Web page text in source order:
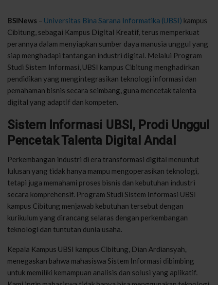
BSINews – Universitas Bina Sarana Informatika (UBSI) kampus
Cibitung, sebagai Kampus Digital Kreatif, terus memperkuat
perannya dalam menyiapkan sumber daya manusia unggul yang
siap menghadapi tantangan industri digital. Melalui Program
Studi Sistem Informasi, UBSI kampus Cibitung menghadirkan
pendidikan yang mengintegrasikan teknologi informasi dan
pemahaman bisnis secara seimbang, guna mencetak talenta
digital yang adaptif dan kompeten.
Sistem Informasi UBSI, Prodi Unggul
PencetakTalenta Digital Andal
Perkembangan industri di era transformasi digital menuntut
lulusan yang tidak hanya mampu mengoperasikan teknologi,
tetapi juga memahami proses bisnis dan kebutuhan industri
secara komprehensif. Program Studi Sistem Informasi UBSI
kampus Cibitung menjawab kebutuhan tersebut dengan
kurikulum yang dirancang selaras dengan perkembangan
teknologi dan tuntutan dunia usaha.
Kepala Kampus UBSI kampus Cibitung, Dian Ardiansyah,
menegaskan bahwa mahasiswa Sistem Informasi dibimbing
untuk memiliki kemampuan analisis dan solusi yang aplikatif.